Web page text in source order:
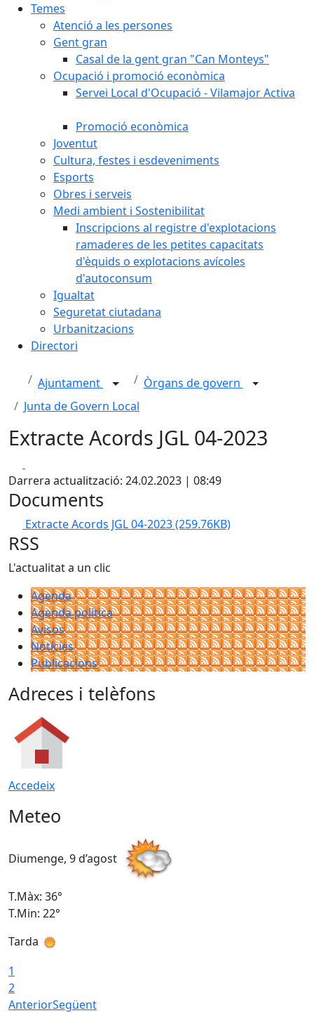
Temes
Atenció a les persones
Gent gran
Casal de la gent gran "Can Monteys"
Ocupació i promoció econòmica
Servei Local d'Ocupació - Vilamajor Activa
Promoció econòmica
Joventut
Cultura, festes i esdeveniments
Esports
Obres i serveis
Medi ambient i Sostenibilitat
Inscripcions al registre d'explotacions
ramaderes de les petites capacitats
d'èquids o explotacions avícoles
d'autoconsum
Igualtat
Seguretat ciutadana
Urbanitzacions
Directori
Ajuntament
Òrgans de govern
Junta de Govern Local
Extracte Acords JGL 04-2023
Darrera actualització: 24.02.2023 | 08:49
Documents
Extracte Acords JGL 04-2023(259.76KB)
RSS
L'actualitat a un clic
Agenda
Agenda política
Avisos
Notícies
Publicacions
Adreces i telèfons
Accedeix
Meteo
Diumenge, 9 d’agost
T.Màx: 36°
T.Min: 22°
Tarda
1
2
AnteriorSegüent